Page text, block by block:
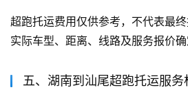
超跑托运费用仅供参考，不代表最
实际车型、距离、线路及服务报价确
五、湖南到汕尾超跑托运服务